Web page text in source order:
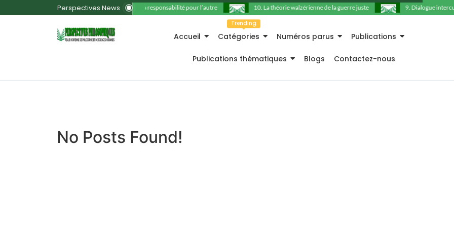
Perspectives News 11. La responsabilité pour l’autre 10. La théorie walzérienne de la guerre juste 9. Dialogue
Accueil Catégories
Trending
Numéros parus Publications
Publications thématiques Blogs Contactez-nous
No Posts Found!